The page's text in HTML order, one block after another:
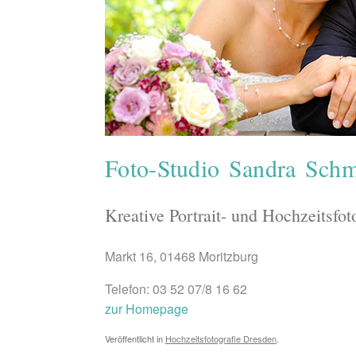
Foto-Studio Sandra
Kreative Portrait- und
Markt 16, 01468 Moritzburg
Telefon: 03 52 07/8 16 62
zur Homepage
Veröffentlicht in Hochzeitsfotografie Dresden